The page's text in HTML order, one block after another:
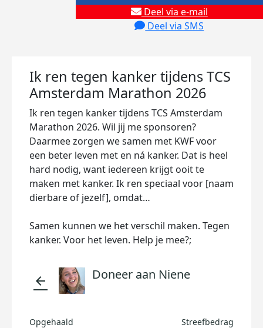
Deel via e-mail
Deel via SMS
Ik ren tegen kanker tijdens TCS
Amsterdam Marathon 2026
Ik ren tegen kanker tijdens TCS Amsterdam
Marathon 2026. Wil jij me sponsoren?
Daarmee zorgen we samen met KWF voor
een beter leven met en ná kanker. Dat is heel
hard nodig, want iedereen krijgt ooit te
maken met kanker. Ik ren speciaal voor [naam
dierbare of jezelf], omdat…
Samen kunnen we het verschil maken. Tegen
kanker. Voor het leven. Help je mee?;
arrow_back Doneer aan Niene
Opgehaald Streefbedrag